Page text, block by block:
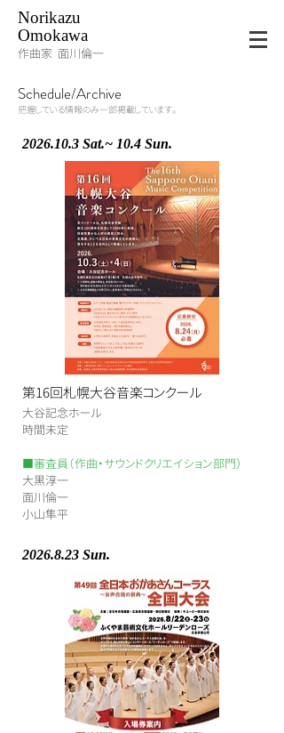
Norikazu
Omokawa
作曲家 面川倫一
Schedule/Archive
把握している情報のみ一部掲載しています。
2026.10.3 Sat.~ 10.4 Sun.
第16回札幌大谷音楽コンクール
大谷記念ホール
​時間未定
■審査員（作曲・サウンドクリエイション部門）
大黒淳一
面川倫一
小山隼平
2026.8.23 Sun.